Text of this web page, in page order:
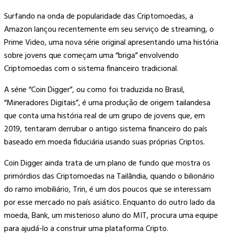
Surfando na onda de popularidade das Criptomoedas, a
Amazon lançou recentemente em seu serviço de streaming, o
Prime Video, uma nova série original apresentando uma história
sobre jovens que começam uma “briga” envolvendo
Criptomoedas com o sistema financeiro tradicional.
A série “Coin Digger”, ou como foi traduzida no Brasil,
“Mineradores Digitais”, é uma produção de origem tailandesa
que conta uma história real de um grupo de jovens que, em
2019, tentaram derrubar o antigo sistema financeiro do país
baseado em moeda fiduciária usando suas próprias Criptos.
Coin Digger ainda trata de um plano de fundo que mostra os
primórdios das Criptomoedas na Tailândia, quando o bilionário
do ramo imobiliário, Trin, é um dos poucos que se interessam
por esse mercado no país asiático. Enquanto do outro lado da
moeda, Bank, um misterioso aluno do MIT, procura uma equipe
para ajudá-lo a construir uma plataforma Cripto.